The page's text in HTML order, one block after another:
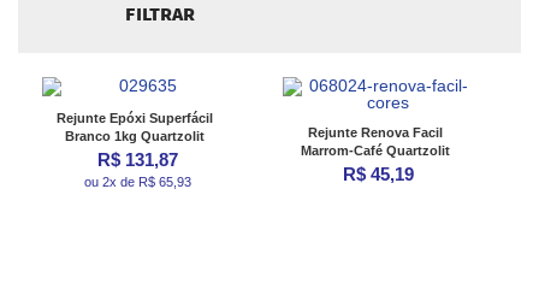
FILTRAR
Ordenar por:
Rejunte Epóxi Superfácil
Branco 1kg Quartzolit
R$ 131,87
ou 2x de R$ 65,93
Rejunte Renova Facil
Marrom-Café Quartzolit
R$ 45,19